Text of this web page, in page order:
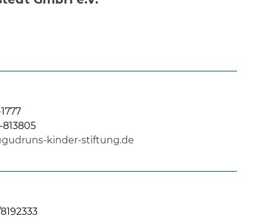
813805
kinder-stiftung.de